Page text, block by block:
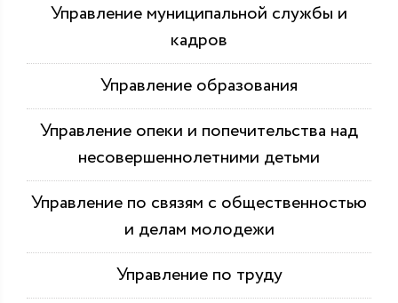
Управление муниципальной службы и
кадров
Управление образования
Управление опеки и попечительства над
несовершеннолетними детьми
Управление по связям с общественностью
и делам молодежи
Управление по труду